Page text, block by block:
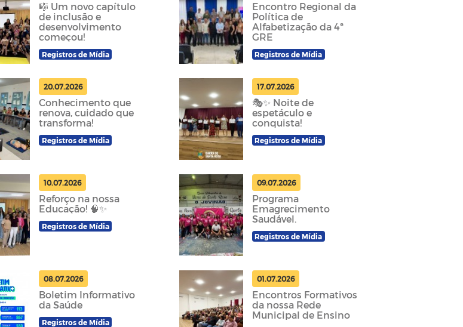
🎼 Um novo capítulo
de inclusão e
desenvolvimento
começou!
Registros de Mídia
Encontro Regional da
Política de
Alfabetização da 4ª
GRE
Registros de Mídia
20.07.2026
Conhecimento que
renova, cuidado que
transforma!
Registros de Mídia
17.07.2026
🎭✨ Noite de
espetáculo e
conquista!
Registros de Mídia
10.07.2026
Reforço na nossa
Educação! 🧠✨
Registros de Mídia
09.07.2026
Programa
Emagrecimento
Saudável.
Registros de Mídia
08.07.2026
Boletim Informativo
da Saúde
Registros de Mídia
01.07.2026
Encontros Formativos
da nossa Rede
Municipal de Ensino